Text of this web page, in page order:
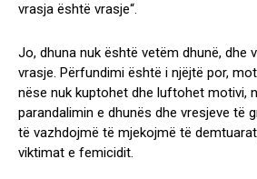
vrasja është vrasje“.
Jo, dhuna nuk është vetëm dhunë, dhe
vrasje. Përfundimi është i njëjtë por,
nëse nuk kuptohet dhe luftohet motivi,
parandalimin e dhunës dhe vresjeve të
të vazhdojmë të mjekojmë të
viktimat e femicidit.